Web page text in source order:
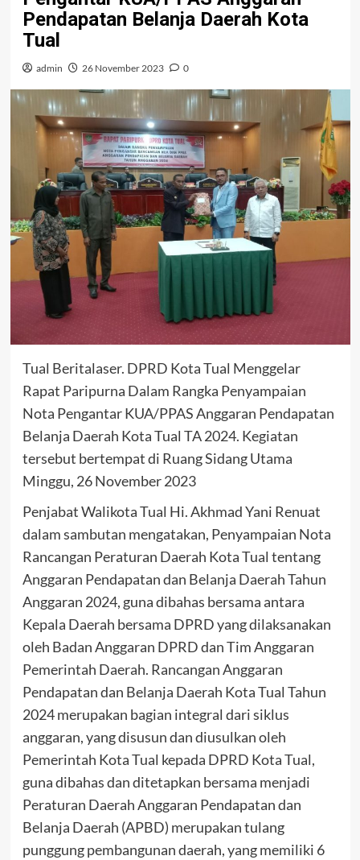
Pendapatan Belanja Daerah Kota
Tual
admin 26 November 2023 0
Tual Beritalaser. DPRD Kota Tual Menggelar
Rapat Paripurna Dalam Rangka Penyampaian
Nota Pengantar KUA/PPAS Anggaran Pendapatan
Belanja Daerah Kota Tual TA 2024. Kegiatan
tersebut bertempat di Ruang Sidang Utama
Minggu, 26 November 2023
Penjabat Walikota Tual Hi. Akhmad Yani Renuat
dalam sambutan mengatakan, Penyampaian Nota
Rancangan Peraturan Daerah Kota Tual tentang
Anggaran Pendapatan dan Belanja Daerah Tahun
Anggaran 2024, guna dibahas bersama antara
Kepala Daerah bersama DPRD yang dilaksanakan
oleh Badan Anggaran DPRD dan Tim Anggaran
Pemerintah Daerah. Rancangan Anggaran
Pendapatan dan Belanja Daerah Kota Tual Tahun
2024 merupakan bagian integral dari siklus
anggaran, yang disusun dan diusulkan oleh
Pemerintah Kota Tual kepada DPRD Kota Tual,
guna dibahas dan ditetapkan bersama menjadi
Peraturan Daerah Anggaran Pendapatan dan
Belanja Daerah (APBD) merupakan tulang
punggung pembangunan daerah, yang memiliki 6